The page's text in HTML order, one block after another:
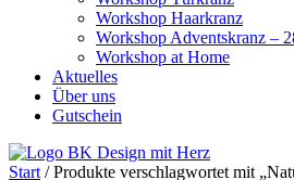
Workshop Haarkranz
Workshop Adventskranz –
Workshop at Home
Aktuelles
Über uns
Gutschein
Start / Produkte verschlagwortet mit